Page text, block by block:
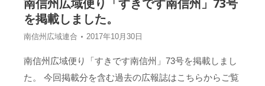
を掲載しました。
南信州広域連合 2017年10月30日
南信州広域便り「すきです南信州」73号を掲載しまし
た。 今回掲載分を含む過去の広報誌はこちらからご覧